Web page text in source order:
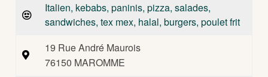
Italien, kebabs, paninis, pizza, salades,
sandwiches, tex mex, halal, burgers, poulet frit
19 Rue André Maurois
76150 MAROMME